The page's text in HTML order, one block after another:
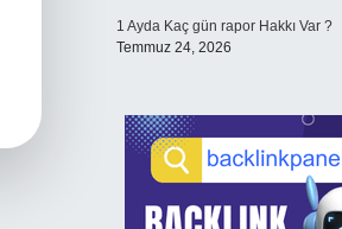
1 Ayda Kaç gün rapor Hakkı Var ?
Temmuz 24, 2026